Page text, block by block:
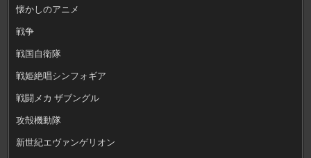
懐かしのアニメ
戦争
戦国自衛隊
戦姫絶唱シンフォギア
戦闘メカ ザブングル
攻殻機動隊
新世紀エヴァンゲリオン